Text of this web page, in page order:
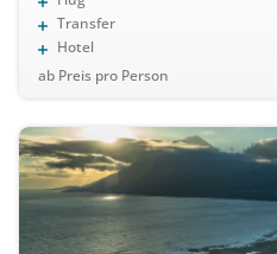
Transfer
Hotel
ab Preis pro Person